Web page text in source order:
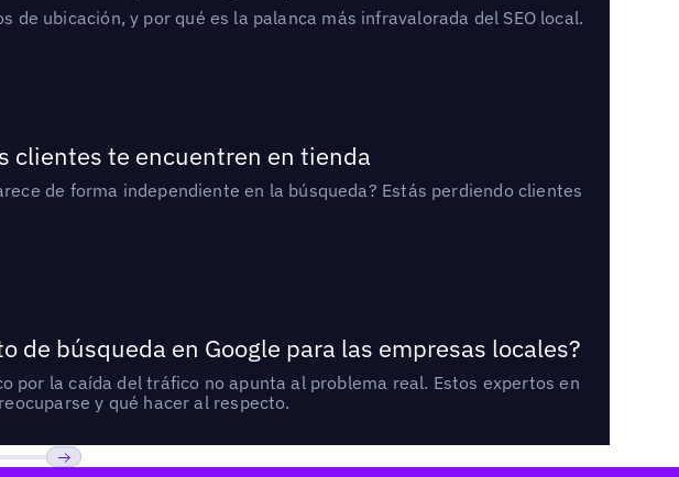
ubicación, y por qué es la palanca más infravalorada del SEO local.
clientes te encuentren en tienda
de forma independiente en la búsqueda? Estás perdiendo clientes
de búsqueda en Google para las empresas locales?
por la caída del tráfico no apunta al problema real. Estos expertos en
y qué hacer al respecto.